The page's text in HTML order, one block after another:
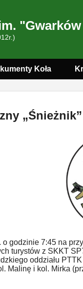
Koła
„Śnieżnik”
o godzinie 7:45 na
turystów z SKKT
oddziału
Malinę i kol. Mirka